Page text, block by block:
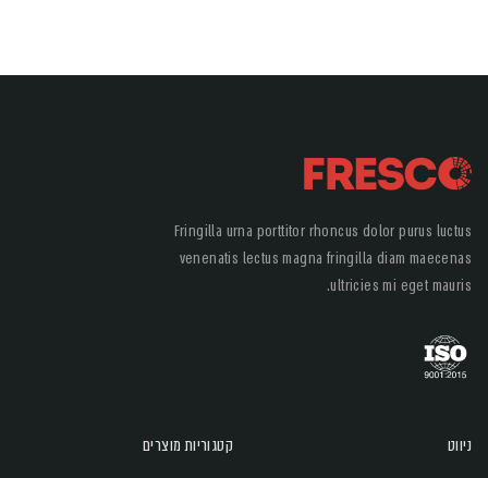
Fringilla urna porttitor rhoncus dolor purus luctus
venenatis lectus magna fringilla diam maecenas
ultricies mi eget mauris.
ניווט
קטגוריות מוצרים